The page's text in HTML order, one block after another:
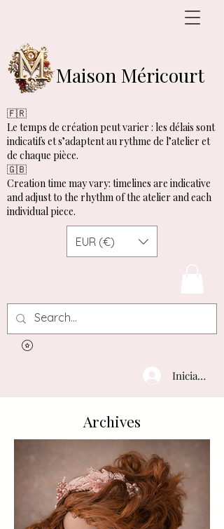
Maison Méricourt
Iniciar
EUR (€)
🇫🇷
Le temps de création peut varier : les délais sont
indicatifs et s’adaptent au rythme de l’atelier et
de chaque pièce.
🇬🇧
Creation time may vary: timelines are indicative
and adjust to the rhythm of the atelier and each
individual piece.
Archives